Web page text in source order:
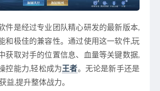
件是经过专业团队精心研发的最新版本,
和极佳的兼容性。通过使用这一软件,玩
获取对手的位置信息、血量等关键数据,
控能力,轻松成为王者。无论是新手还是
益,提升整体战力。